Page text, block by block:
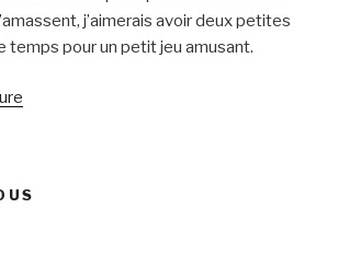
j’aimerais avoir deux petites
temps pour un petit jeu amusant.
2